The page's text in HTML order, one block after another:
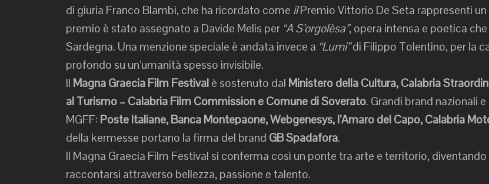
di giuria Franco Blambi, che ha ricordato come ilPremio Vittorio De Seta rappresenti
premio è stato assegnato a Davide Melis per “A S’orgolèsa”, opera intensa e poetica
Sardegna. Una menzione speciale è andata invece a “Lumi”di Filippo Tolentino, per la
profondo su un’umanità spesso invisibile.
Il Magna Graecia Film Festival è sostenuto dal Ministero della Cultura, Calabria
al Turismo – Calabria Film Commission e Comune di Soverato. Grandi brand nazionali
MGFF: Poste Italiane, Banca Montepaone, Webgenesys, l’Amaro del Capo, Calabria
della kermesse portano la firma del brand GB Spadafora.
Il Magna Graecia Film Festival si conferma così un ponte tra arte e territorio, diventando
raccontarsi attraverso bellezza, passione e talento.